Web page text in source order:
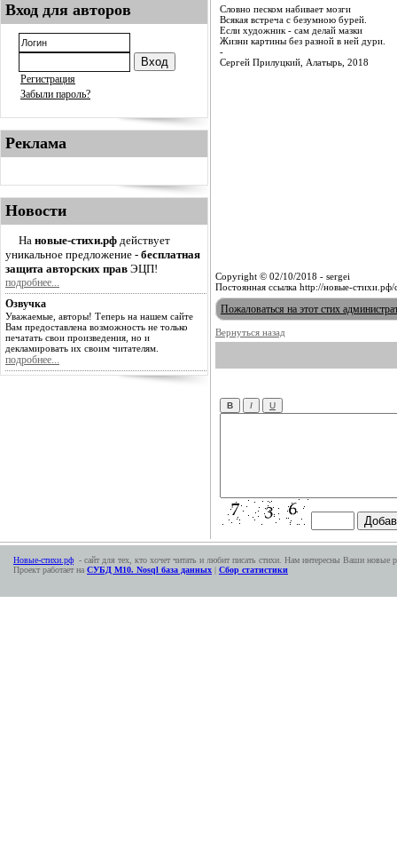
Вход для авторов
Регистрация
Забыли пароль?
Реклама
Новости
На новые-стихи.рф действует
уникальное предложение - бесплатная
защита авторских прав ЭЦП!
подробнее...
Озвучка
Уважаемые, авторы! Теперь на нашем сайте
Вам предоставлена возможность не только
печатать свои произведения, но и
декламировать их своим читателям.
подробнее...
Словно песком набивает мозги
Всякая встреча с безумною бурей.
Если художник - сам делай мазки
Жизни картины без разной в ней дури.
-
Сергей Прилуцкий, Алатырь, 2018
Copyright © 02/10/2018 - sergei
Постоянная ссылка http://новые-стихи.рф/
Пожаловаться на этот стих
Вернуться назад
Новые-стихи.рф - сайт для тех, кто хочет читать и любит писать стихи. Нам интересны Ваши новые
Проект работает на СУБД М10. Nosql база данных | Сбор статистики